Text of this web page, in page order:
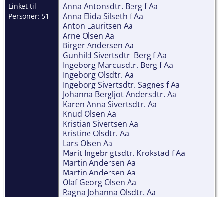
Linket til
Personer: 51
Anna Antonsdtr. Berg f Aa
Anna Elida Silseth f Aa
Anton Lauritsen Aa
Arne Olsen Aa
Birger Andersen Aa
Gunhild Sivertsdtr. Berg f Aa
Ingeborg Marcusdtr. Berg f Aa
Ingeborg Olsdtr. Aa
Ingeborg Sivertsdtr. Sagnes f Aa
Johanna Bergljot Andersdtr. Aa
Karen Anna Sivertsdtr. Aa
Knud Olsen Aa
Kristian Sivertsen Aa
Kristine Olsdtr. Aa
Lars Olsen Aa
Marit Ingebrigtsdtr. Krokstad f Aa
Martin Andersen Aa
Martin Andersen Aa
Olaf Georg Olsen Aa
Ragna Johanna Olsdtr. Aa